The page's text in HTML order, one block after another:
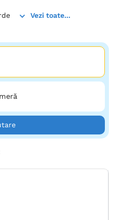
Vezi toate...